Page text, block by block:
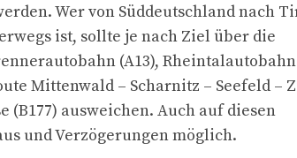
Wer von Süddeutschland nach
ist, sollte je nach Ziel über die
(A13), Rheintalautobahn
Mittenwald – Scharnitz – Seefeld –
(B177) ausweichen. Auch auf diesen
und Verzögerungen möglich.